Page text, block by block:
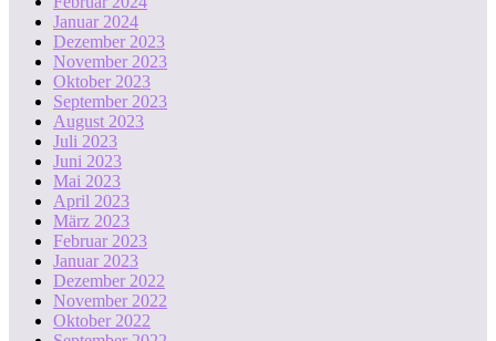
Januar 2024
Dezember 2023
November 2023
Oktober 2023
September 2023
August 2023
Juli 2023
Juni 2023
Mai 2023
April 2023
März 2023
Februar 2023
Januar 2023
Dezember 2022
November 2022
Oktober 2022